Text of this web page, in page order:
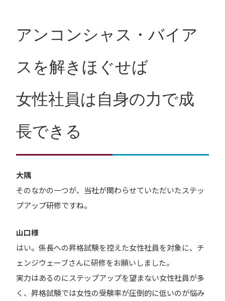
アンコンシャス・バイア
スを解きほぐせば
女性社員は自身の力で成
長できる
大隅
そのなかの一つが、当社が関わらせていただいたステッ
プアップ研修ですね。
山口様
はい。係長への昇格試験を控えた女性社員を対象に、チ
ェンジウェーブさんに研修をお願いしました。
実力はあるのにステップアップを望まない女性社員が多
く、昇格試験では女性の受験率が圧倒的に低いのが悩み